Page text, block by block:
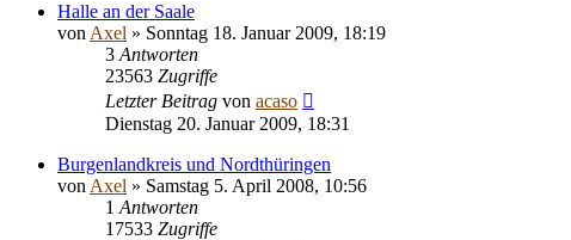
Halle an der Saale
von Axel » Sonntag 18. Januar 2009, 18:19
3 Antworten
23563 Zugriffe
Letzter Beitrag von acaso
Dienstag 20. Januar 2009, 18:31
Burgenlandkreis und Nordthüringen
von Axel » Samstag 5. April 2008, 10:56
1 Antworten
17533 Zugriffe